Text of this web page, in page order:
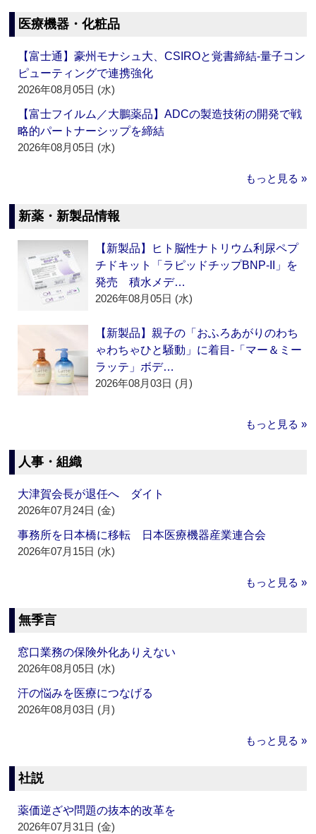
医療機器・化粧品
【富士通】豪州モナシュ大、CSIROと覚書締結‐量子コン
ピューティングで連携強化
2026年08月05日 (水)
【富士フイルム／大鵬薬品】ADCの製造技術の開発で戦
略的パートナーシップを締結
2026年08月05日 (水)
もっと見る »
新薬・新製品情報
【新製品】ヒト脳性ナトリウム利尿ペプ
チドキット「ラピッドチップBNP-II」を
発売 積水メデ…
2026年08月05日 (水)
【新製品】親子の「おふろあがりのわち
ゃわちゃひと騒動」に着目‐「マー＆ミー
ラッテ」ボデ…
2026年08月03日 (月)
もっと見る »
人事・組織
大津賀会長が退任へ ダイト
2026年07月24日 (金)
事務所を日本橋に移転 日本医療機器産業連合会
2026年07月15日 (水)
もっと見る »
無季言
窓口業務の保険外化ありえない
2026年08月05日 (水)
汗の悩みを医療につなげる
2026年08月03日 (月)
もっと見る »
社説
薬価逆ざや問題の抜本的改革を
2026年07月31日 (金)